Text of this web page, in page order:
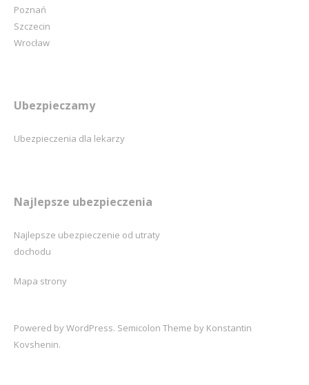
Poznań
Szczecin
Wrocław
Ubezpieczamy
Ubezpieczenia dla lekarzy
Najlepsze ubezpieczenia
Najlepsze ubezpieczenie od utraty
dochodu
Mapa strony
Powered byWordPress. Semicolon Theme by Konstantin
Kovshenin.